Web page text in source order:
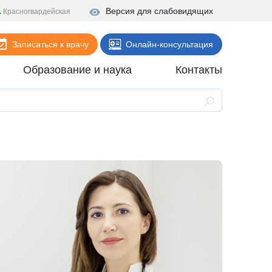
Версия для слабовидящих
Красногвардейская
Записаться к врачу Онлайн-консультация
Реабилитация
Стоматология
Скорая помощь
Онлайн-услуги
Образование и наука Контакты